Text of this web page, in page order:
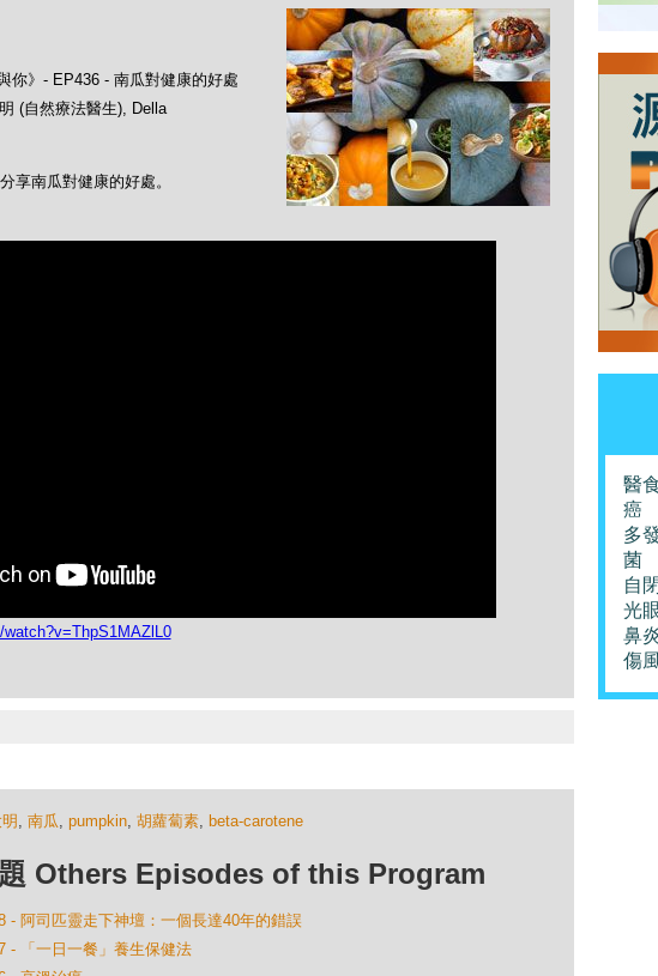
你》- EP436 - 南瓜對健康的好處
(自然療法醫生), Della
享南瓜對健康的好處。
, 南瓜, pumpkin, 胡蘿蔔素, beta-carotene
Others Episodes of this Program
- 阿司匹靈走下神壇：一個長達40年的錯誤
- 「一日一餐」養生保健法
醫
癌
多
菌
自
光
鼻
傷